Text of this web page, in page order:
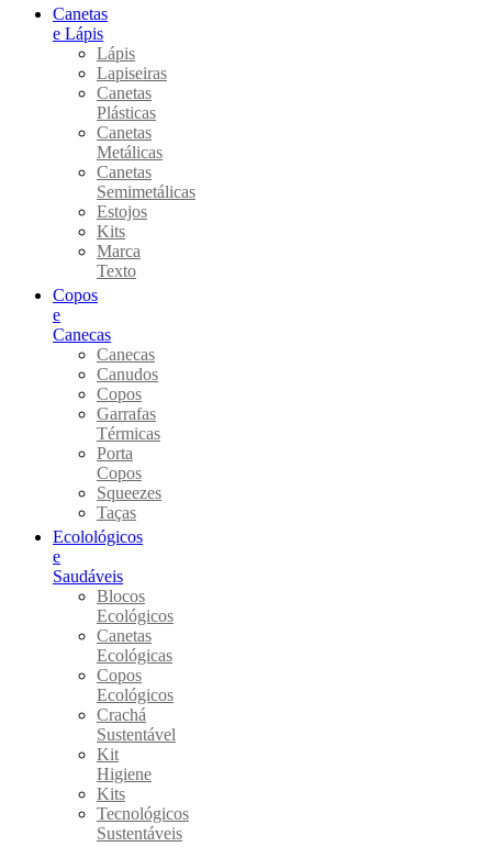
Canetas
e Lápis
Lápis
Lapiseiras
Canetas
Plásticas
Canetas
Metálicas
Canetas
Semimetálicas
Estojos
Kits
Marca
Texto
Copos
e
Canecas
Canecas
Canudos
Copos
Garrafas
Térmicas
Porta
Copos
Squeezes
Taças
Ecolológicos
e
Saudáveis
Blocos
Ecológicos
Canetas
Ecológicas
Copos
Ecológicos
Crachá
Sustentável
Kit
Higiene
Kits
Tecnológicos
Sustentáveis